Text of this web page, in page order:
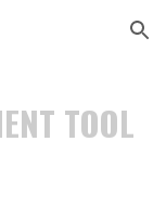
Skip to navigation
TOOL